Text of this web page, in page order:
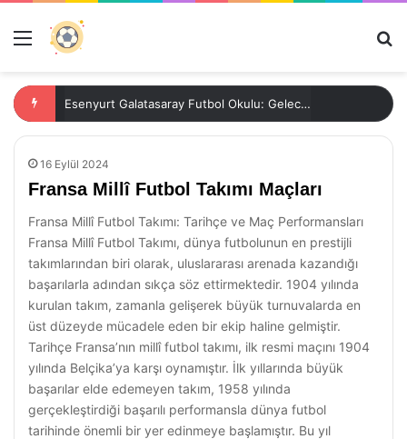
Menü
Esenyurt Galatasaray Futbol Okulu: Geleceğin Yıldızlarını Yetiştiriyor
16 Eylül 2024
Fransa Millî Futbol Takımı Maçları
Fransa Millî Futbol Takımı: Tarihçe ve Maç Performansları
Fransa Millî Futbol Takımı, dünya futbolunun en prestijli
takımlarından biri olarak, uluslararası arenada kazandığı
başarılarla adından sıkça söz ettirmektedir. 1904 yılında
kurulan takım, zamanla gelişerek büyük turnuvalarda en
üst düzeyde mücadele eden bir ekip haline gelmiştir.
Tarihçe Fransa’nın millî futbol takımı, ilk resmi maçını 1904
yılında Belçika’ya karşı oynamıştır. İlk yıllarında büyük
başarılar elde edemeyen takım, 1958 yılında
gerçekleştirdiği başarılı performansla dünya futbol
tarihinde önemli bir yer edinmeye başlamıştır. Bu yıl